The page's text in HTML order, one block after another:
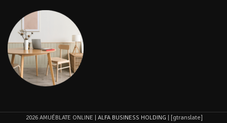
2026 AMUÉBLATE ONLINE | ALFA BUSINESS HOLDING | [gtranslate]